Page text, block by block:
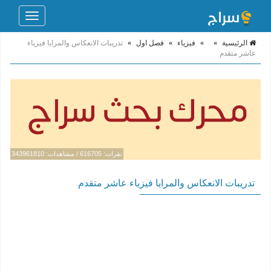
Toggle
الرئيسية »
» فيزياء » فصل اول » تدريبات الانعكاس والمرايا فيزياء
عاشر متقدم
نقرات: 616705 / مشاهدات: 343961810
تدريبات الانعكاس والمرايا فيزياء عاشر متقدم